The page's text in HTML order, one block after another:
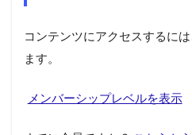
コンテンツにアクセスするに
ます。
メンバーシップレベルを表示